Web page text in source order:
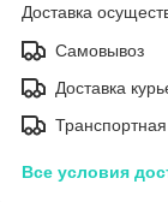
Доставка
Самовывоз
Доставка
Все условия